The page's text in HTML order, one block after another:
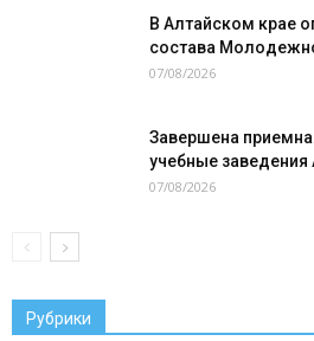
В Алтайском крае
состава
07/08/2026
Завершена
учебные заведения
07/08/2026
Рубрики